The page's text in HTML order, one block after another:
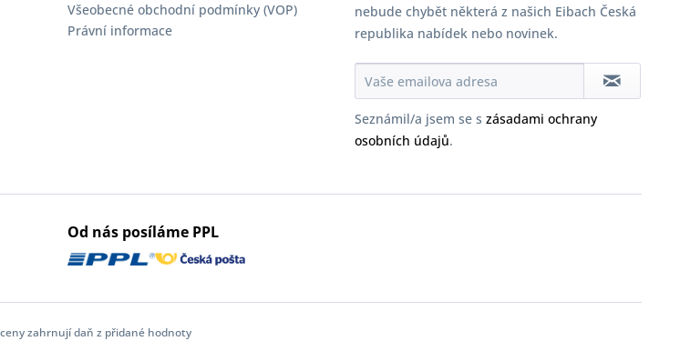
Všeobecné obchodní podmínky (VOP)
Právní informace
nebude chybět některá z našich Eibach Česká
republika nabídek nebo novinek.
Seznámil/a jsem se s zásadami ochrany
osobních údajů.
Od nás posíláme PPL
zahrnují daň z přidané hodnoty